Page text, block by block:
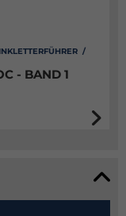
/
- BAND 1